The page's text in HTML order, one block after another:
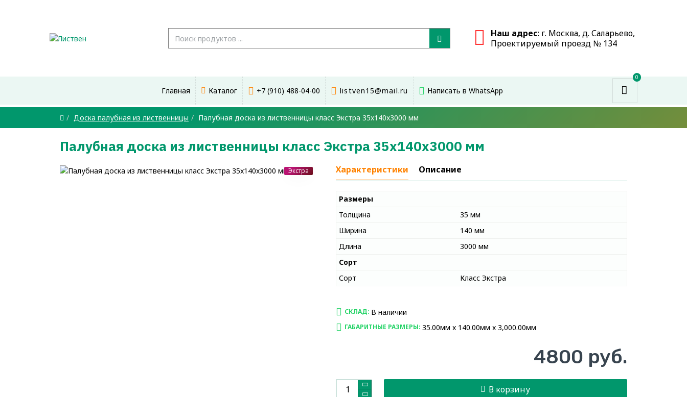
Наш адрес: г. Москва, д. Саларьево,
Проектируемый проезд № 134
Главная Каталог +7 (910) 488-04-00 listven15@mail.ru Написать в WhatsApp
0
Доска палубная из лиственницы Палубная доска из лиственницы класс Экстра 35x140x3000 мм
Палубная доска из лиственницы класс Экстра 35x140x3000 мм
Экстра Характеристики Описание
Размеры
Толщина
35 мм
Ширина
140 мм
Длина
3000 мм
Сорт
Сорт
Класс Экстра
СКЛАД: В наличии
ГАБАРИТНЫЕ РАЗМЕРЫ: 35.00мм x 140.00мм x 3,000.00мм
4800 руб.
В корзину